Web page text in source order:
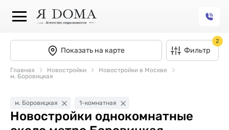
Показать на карте Фильтр
2
Главная Новостройки
Новостройки в Москве
м. Боровицкая
м. Боровицкая 1-комнатная
Новостройки однокомнатные